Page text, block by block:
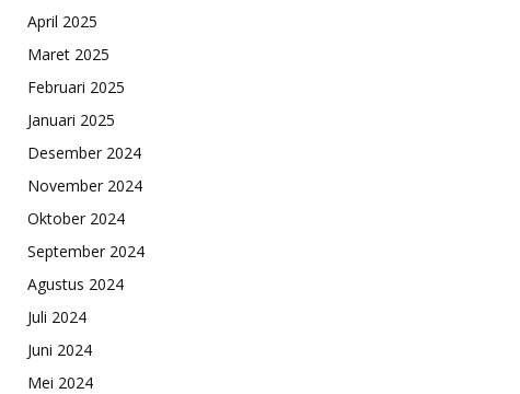
April 2025
Maret 2025
Februari 2025
Januari 2025
Desember 2024
November 2024
Oktober 2024
September 2024
Agustus 2024
Juli 2024
Juni 2024
Mei 2024